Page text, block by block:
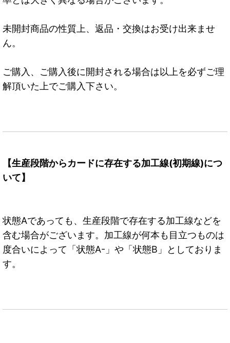
未開封商品の性質上、返品・交換はお受け出来ませ
ん。
ご購入、ご購入後に開封される場合は以上を必ずご理
解頂いた上でご購入下さい。
【生産段階からカードに存在する加工線(初期線)につ
いて】
状態Aであっても、生産段階で存在する加工線などを
含む場合がございます。加工線が何本も目立つものは
度合いによって「状態A-」や「状態B」としておりま
す。